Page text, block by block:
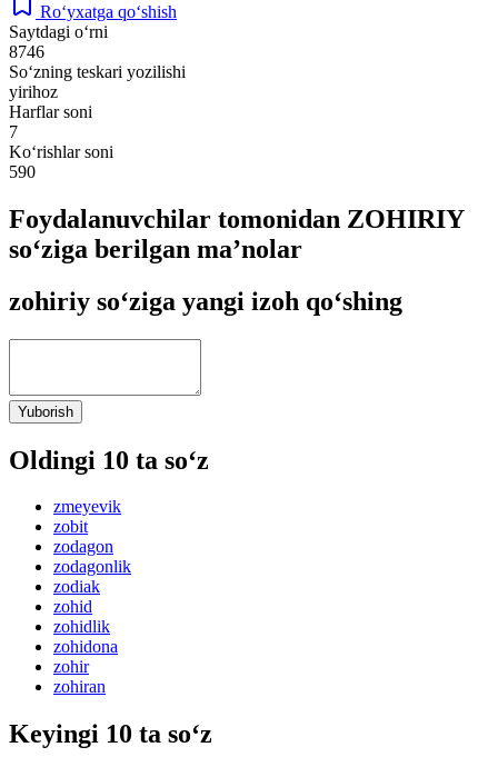
Ro‘yxatga qo‘shish
Saytdagi o‘rni
8746
So‘zning teskari yozilishi
yirihoz
Harflar soni
7
Ko‘rishlar soni
590
Foydalanuvchilar tomonidan ZOHIRIY
so‘ziga berilgan ma’nolar
zohiriy so‘ziga yangi izoh qo‘shing
Yuborish
Oldingi 10 ta so‘z
zmeyevik
zobit
zodagon
zodagonlik
zodiak
zohid
zohidlik
zohidona
zohir
zohiran
Keyingi 10 ta so‘z